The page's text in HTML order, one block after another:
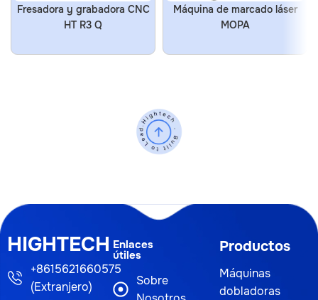
Fresadora y grabadora CNC
HT R3 Q
Máquina de marcado láser
MOPA
HIGHTECH
+8615621660575
(Extranjero)
Enlaces
útiles
Sobre
Productos
Máquinas
dobladoras